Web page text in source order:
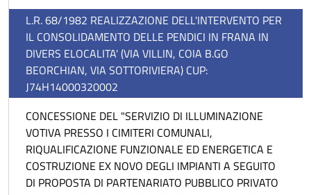
L.R. 68/1982 REALIZZAZIONE DELL'INTERVENTO PER
IL CONSOLIDAMENTO DELLE PENDICI IN FRANA IN
DIVERS ELOCALITA' (VIA VILLIN, COIA B.GO
BEORCHIAN, VIA SOTTORIVIERA) CUP:
J74H14000320002
CONCESSIONE DEL "SERVIZIO DI ILLUMINAZIONE
VOTIVA PRESSO I CIMITERI COMUNALI,
RIQUALIFICAZIONE FUNZIONALE ED ENERGETICA E
COSTRUZIONE EX NOVO DEGLI IMPIANTI A SEGUITO
DI PROPOSTA DI PARTENARIATO PUBBLICO PRIVATO